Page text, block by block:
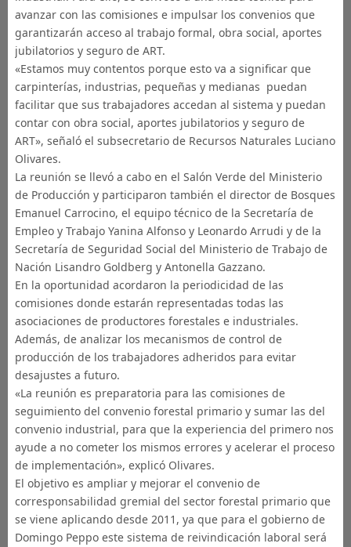
avanzar con las comisiones e impulsar los convenios que
garantizarán acceso al trabajo formal, obra social, aportes
jubilatorios y seguro de ART.
«Estamos muy contentos porque esto va a significar que
carpinterías, industrias, pequeñas y medianas puedan
facilitar que sus trabajadores accedan al sistema y puedan
contar con obra social, aportes jubilatorios y seguro de
ART», señaló el subsecretario de Recursos Naturales Luciano
Olivares.
La reunión se llevó a cabo en el Salón Verde del Ministerio
de Producción y participaron también el director de Bosques
Emanuel Carrocino, el equipo técnico de la Secretaría de
Empleo y Trabajo Yanina Alfonso y Leonardo Arrudi y de la
Secretaría de Seguridad Social del Ministerio de Trabajo de
Nación Lisandro Goldberg y Antonella Gazzano.
En la oportunidad acordaron la periodicidad de las
comisiones donde estarán representadas todas las
asociaciones de productores forestales e industriales.
Además, de analizar los mecanismos de control de
producción de los trabajadores adheridos para evitar
desajustes a futuro.
«La reunión es preparatoria para las comisiones de
seguimiento del convenio forestal primario y sumar las del
convenio industrial, para que la experiencia del primero nos
ayude a no cometer los mismos errores y acelerar el proceso
de implementación», explicó Olivares.
El objetivo es ampliar y mejorar el convenio de
corresponsabilidad gremial del sector forestal primario que
se viene aplicando desde 2011, ya que para el gobierno de
Domingo Peppo este sistema de reivindicación laboral será